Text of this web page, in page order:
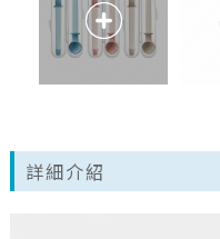
詳細介紹